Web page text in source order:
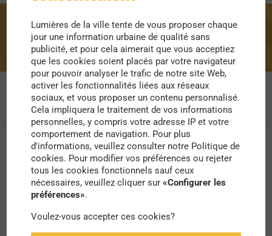
vélos
Lumières de la ville tente de vous proposer chaque
jour une information urbaine de qualité sans
publicité, et pour cela aimerait que vous acceptiez
que les cookies soient placés par votre navigateur
pour pouvoir analyser le trafic de notre site Web,
activer les fonctionnalités liées aux réseaux
sociaux, et vous proposer un contenu personnalisé.
Cela impliquera le traitement de vos informations
personnelles, y compris votre adresse IP et votre
comportement de navigation. Pour plus
d'informations, veuillez consulter notre Politique de
cookies. Pour modifier vos préférences ou rejeter
tous les cookies fonctionnels sauf ceux
nécessaires, veuillez cliquer sur«Configurer les
préférences».
Voulez-vous accepter ces cookies?